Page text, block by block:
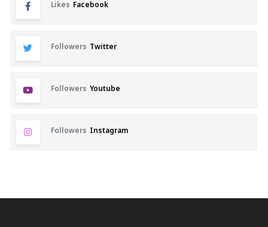
Likes Facebook
Followers Twitter
Followers Youtube
Followers Instagram